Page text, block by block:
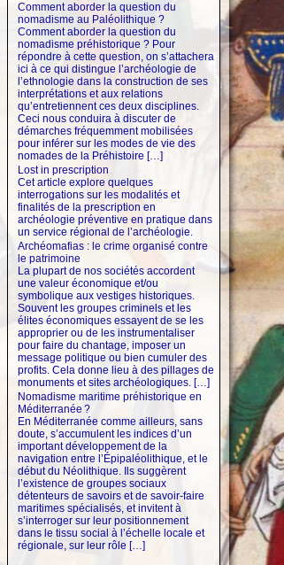
Comment aborder la question du
nomadisme au Paléolithique ?
Comment aborder la question du
nomadisme préhistorique ? Pour
répondre à cette question, on s’attachera
ici à ce qui distingue l’archéologie de
l’ethnologie dans la construction de ses
interprétations et aux relations
qu’entretiennent ces deux disciplines.
Ceci nous conduira à discuter de
démarches fréquemment mobilisées
pour inférer sur les modes de vie des
nomades de la Préhistoire […]
Lost in prescription
Cet article explore quelques
interrogations sur les modalités et
finalités de la prescription en
archéologie préventive en pratique dans
un service régional de l’archéologie.
Archéomafias : le crime organisé contre
le patrimoine
La plupart de nos sociétés accordent
une valeur économique et/ou
symbolique aux vestiges historiques.
Souvent les groupes criminels et les
élites économiques essayent de se les
approprier ou de les instrumentaliser
pour faire du chantage, imposer un
message politique ou bien cumuler des
profits. Cela donne lieu à des pillages de
monuments et sites archéologiques. […]
Nomadisme maritime préhistorique en
Méditerranée ?
En Méditerranée comme ailleurs, sans
doute, s’accumulent les indices d’un
important développement de la
navigation entre l’Épipaléolithique, et le
début du Néolithique. Ils suggèrent
l’existence de groupes sociaux
détenteurs de savoirs et de savoir-faire
maritimes spécialisés, et invitent à
s’interroger sur leur positionnement
dans le tissu social à l’échelle locale et
régionale, sur leur rôle […]